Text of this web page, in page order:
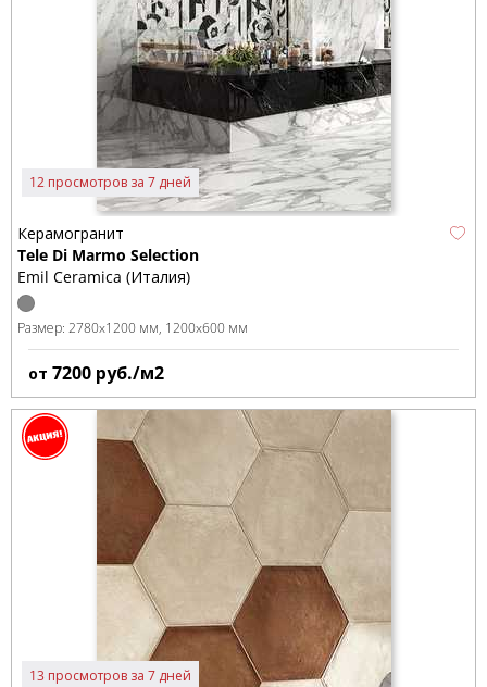
12 просмотров за 7 дней
Керамогранит
Tele Di Marmo Selection
Emil Ceramica (Италия)
Размер: 2780x1200 мм 1200x600 мм
от 7200 руб./м2
13 просмотров за 7 дней